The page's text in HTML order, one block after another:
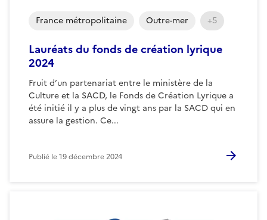
Lauréats du fonds de création lyrique
2024
Fruit d’un partenariat entre le ministère de la
Culture et la SACD, le Fonds de Création Lyrique a
été initié il y a plus de vingt ans par la SACD qui en
assure la gestion. Ce...
France métropolitaine Outre-mer +5
Publié le19 décembre 2024